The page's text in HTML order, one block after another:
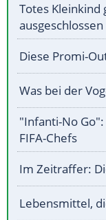
Totes Kleinkind
ausgeschlossen
Diese Promi-
Was bei der
"Infanti-No
FIFA-Chefs
Im Zeitraffer:
Lebensmittel,